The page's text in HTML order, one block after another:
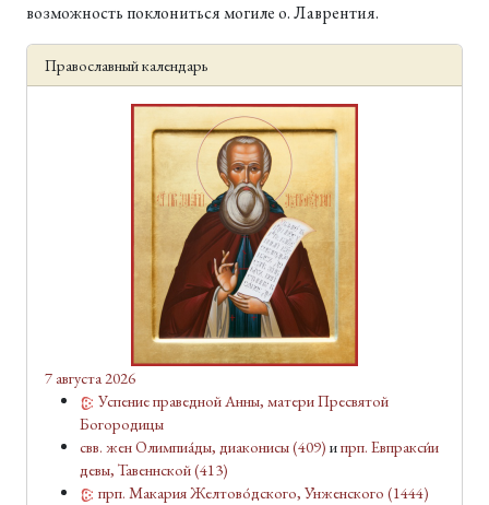
возможность поклониться могиле о. Лаврентия.
Православный календарь
7 августа 2026
Успение праведной Анны, матери Пресвятой
Богородицы
свв. жен Олимпиа́ды, диаконисы(409) ипрп. Евпракси́и
девы, Тавеннской(413)
прп. Макария Желтово́дского, У́нженского (1444)